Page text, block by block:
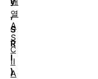
,
S
R
I
)
열
A
S
C
II
A